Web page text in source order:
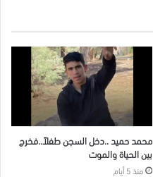
محمد حميد ..دخل السجن طفلاً..فخرج
بين الحياة والموت
منذ 5 أيام